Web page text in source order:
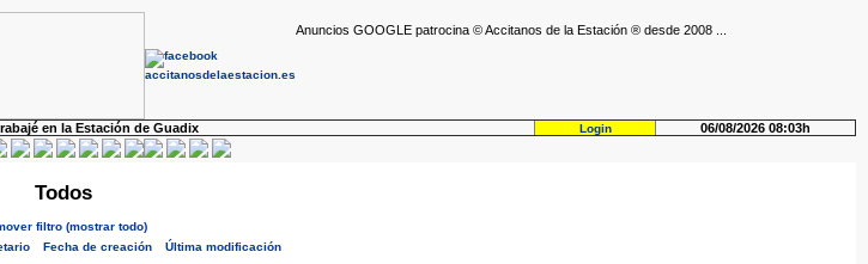
Anuncios GOOGLE patrocina © Accitanos de la Estación ® desde 2008 ...
en la Estación de Guadix Login 06/08/2026 08:03h
Todos
filtro (mostrar todo)
Fecha de creación Última modificación